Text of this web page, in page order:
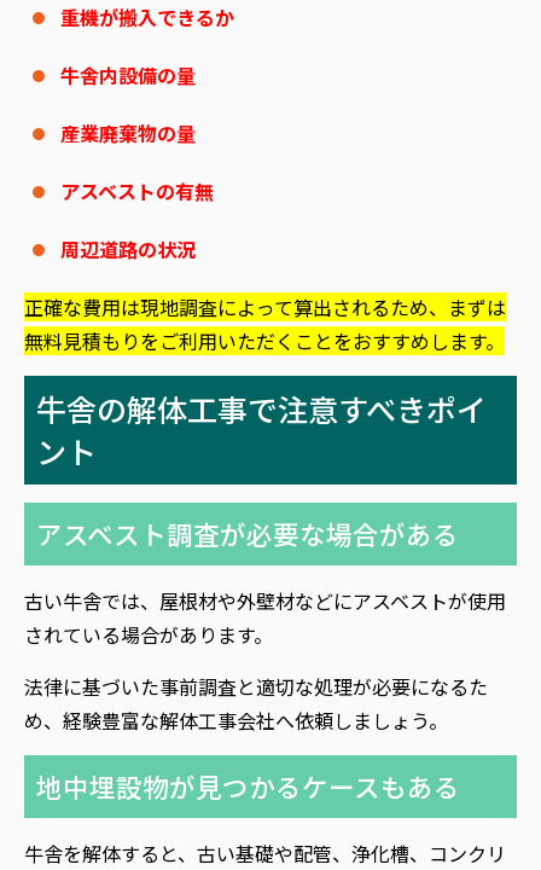
重機が搬入できるか
牛舎内設備の量
産業廃棄物の量
アスベストの有無
周辺道路の状況
正確な費用は現地調査によって算出されるため、まずは
無料見積もりをご利用いただくことをおすすめします。
牛舎の解体工事で注意すべきポイ
ント
アスベスト調査が必要な場合がある
古い牛舎では、屋根材や外壁材などにアスベストが使用
されている場合があります。
法律に基づいた事前調査と適切な処理が必要になるた
め、経験豊富な解体工事会社へ依頼しましょう。
地中埋設物が見つかるケースもある
牛舎を解体すると、古い基礎や配管、浄化槽、コンクリ